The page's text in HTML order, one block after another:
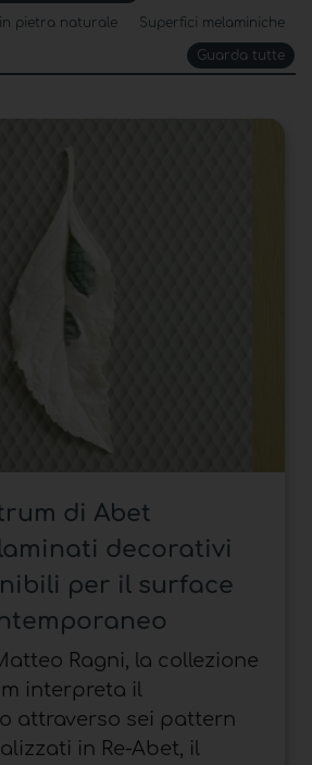
pietra naturale Superfici melaminiche
Guarda tutte
Kode di
superfici
per top cucina
firmato dall'architetto
con LOOV Design,
Kode trasforma la
continuo che